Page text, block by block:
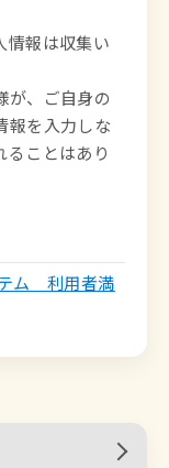
情報は収集い
が、ご自身の
報を入力しな
ることはあり
ム 利用者満